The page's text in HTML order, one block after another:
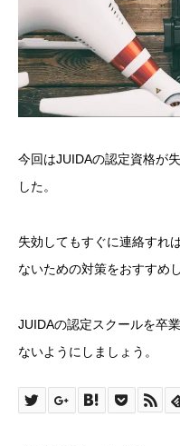
今回はJUIDAの認定資格が
した。
失効してもすぐに連絡すれ
ないための対策をおすすめし
JUIDAの認定スクールを卒
ないようにしましょう。